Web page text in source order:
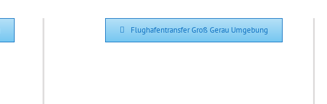
Flughafentransfer Groß Gerau Umgebung